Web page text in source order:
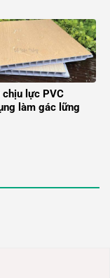
chịu lực PVC
làm gác lững